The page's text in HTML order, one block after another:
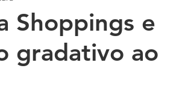
Shoppings e
gradativo ao